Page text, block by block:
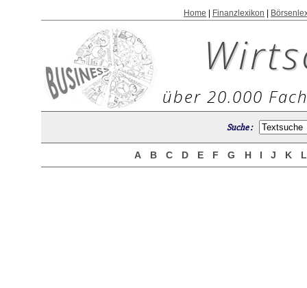
Home Finanzlexikon
über 20.000
Suche :
A B C D E F G H I J K